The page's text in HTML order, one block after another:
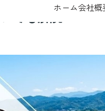
ホーム会社概